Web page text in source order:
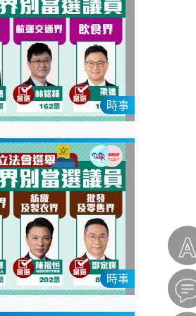
時事
時事